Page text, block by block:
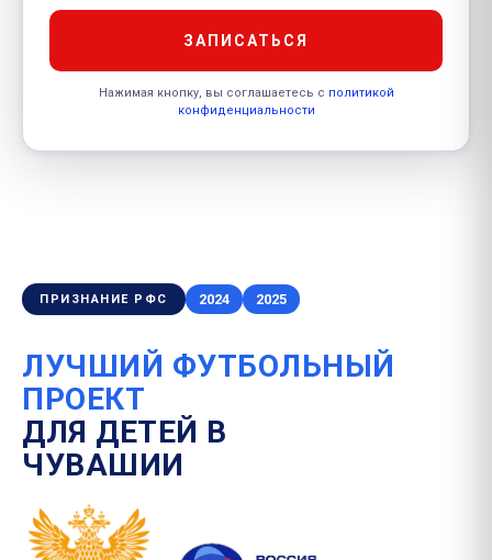
ЗАПИСАТЬСЯ
Нажимая кнопку, вы соглашаетесь с политикой
конфиденциальности
ПРИЗНАНИЕ РФС 2024 2025
ЛУЧШИЙ ФУТБОЛЬНЫЙ
ПРОЕКТ
ДЛЯ ДЕТЕЙ В
ЧУВАШИИ